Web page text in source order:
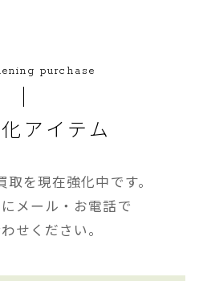
purchase
アイテム
を現在強化中です。
メール・お電話で
せください。